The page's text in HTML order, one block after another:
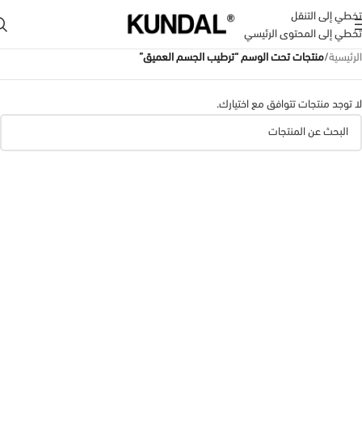
تخطي إلى التنقل
تخطي إلى المحتوى الرئيسي
الرئيسية/منتجات تحت الوسم “ترطيب الجسم العميق”
لا توجد منتجات تتوافق مع اختيارك.